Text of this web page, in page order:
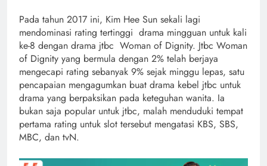
Pada tahun 2017 ini, Kim Hee Sun sekali lagi
mendominasi rating tertinggi drama mingguan untuk kali
ke-8 dengan drama jtbc Woman of Dignity. Jtbc Woman
of Dignity yang bermula dengan 2% telah berjaya
mengecapi rating sebanyak 9% sejak minggu lepas, satu
pencapaian mengagumkan buat drama kebel jtbc untuk
drama yang berpaksikan pada keteguhan wanita. Ia
bukan saja popular untuk jtbc, malah menduduki tempat
pertama rating untuk slot tersebut mengatasi KBS, SBS,
MBC, dan tvN.